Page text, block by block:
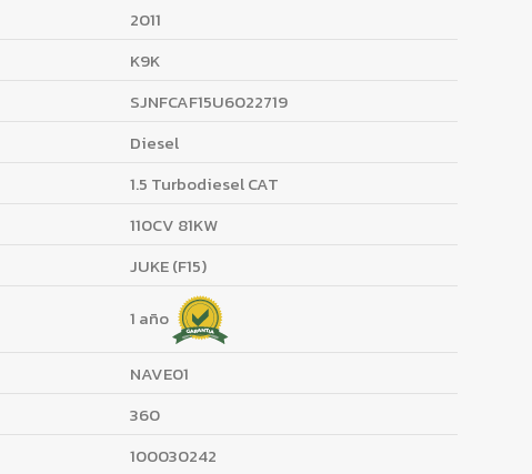
2011
K9K
SJNFCAF15U6022719
Diesel
1.5 Turbodiesel CAT
110CV 81KW
JUKE (F15)
1 año
NAVE01
360
100030242